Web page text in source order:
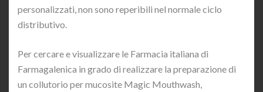
personalizzati, non sono reperibili nel normale ciclo
distributivo.
Per cercare e visualizzare le Farmacia italiana di
Farmagalenica in grado di realizzare la preparazione di
un collutorio per mucosite Magic Mouthwash,